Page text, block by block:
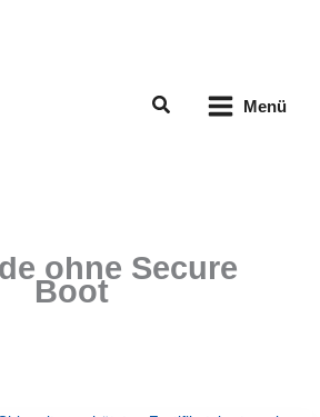
Suchen Menü
ohne Secure
Boot